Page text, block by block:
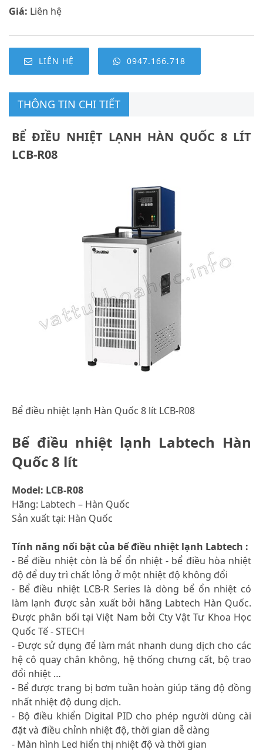
Giá: Liên hệ
LIÊN HỆ 0947.166.718
THÔNG TIN CHI TIẾT
BỂ ĐIỀU NHIỆT LẠNH HÀN QUỐC 8 LÍT
LCB-R08
Bể điều nhiệt lạnh Hàn Quốc 8 lít LCB-R08
Bể điều nhiệt lạnh Labtech Hàn
Quốc 8 lít
Model: LCB-R08
Hãng: Labtech – Hàn Quốc
Sản xuất tại: Hàn Quốc
Tính năng nổi bật của bể điều nhiệt lạnh Labtech :
- Bể điều nhiệt còn là bể ổn nhiệt - bể điều hòa nhiệt
độ để duy trì chất lỏng ở một nhiệt độ không đổi
- Bể điều nhiệt LCB-R Series là dòng bể ổn nhiệt có
làm lạnh được sản xuất bởi hãng Labtech Hàn Quốc.
Được phân bối tại Việt Nam bởi Cty Vật Tư Khoa Học
Quốc Tế - STECH
- Được sử dụng để làm mát nhanh dung dịch cho các
hệ cô quay chân không, hệ thống chưng cất, bộ trao
đổi nhiệt …
- Bể được trang bị bơm tuần hoàn giúp tăng độ đồng
nhất nhiệt độ dung dịch.
- Bộ điều khiển Digital PID cho phép người dùng cài
đặt và điều chỉnh nhiệt độ, thời gian dễ dàng
- Màn hình Led hiển thị nhiệt độ và thời gian